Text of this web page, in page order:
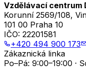
Vzdělávací centrum
Korunní 2569/108,
101 00 Praha 10
IČO: 22201581
+420 494 900 173
Zákaznická linka
Po–Pá: 9:00–19:00 ·